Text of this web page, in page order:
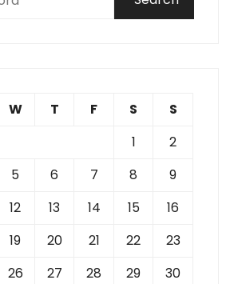
W T F S
S
1
2
5 6 7 8
9
12 13 14 15
16
19 20 21 22
23
26 27 28 29
30